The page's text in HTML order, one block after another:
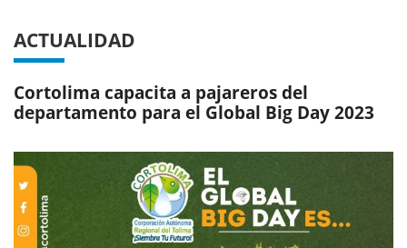
ACTUALIDAD
Cortolima capacita a pajareros del
departamento para el Global Big Day 2023